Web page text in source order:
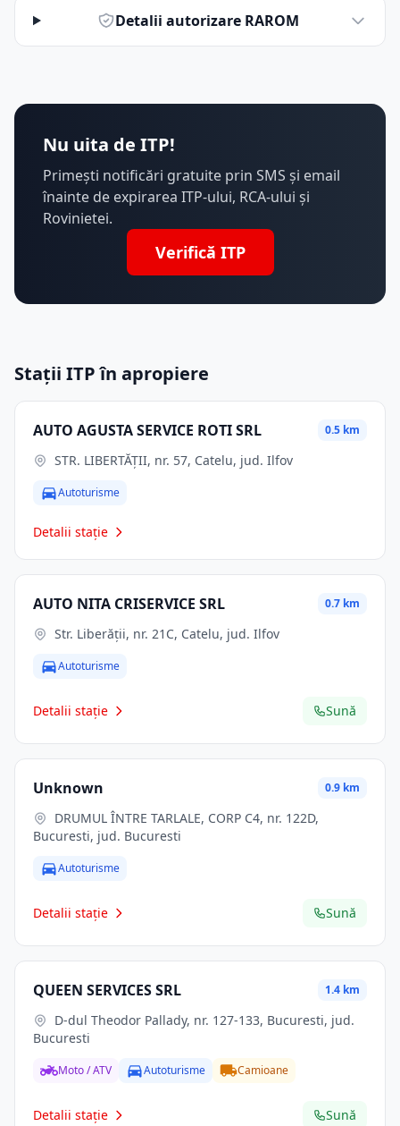
Detalii autorizare RAROM
Nu uita de ITP!
Primești notificări gratuite prin SMS și email
înainte de expirarea ITP-ului, RCA-ului și
Rovinietei.
Verifică ITP
Stații ITP în apropiere
AUTO AGUSTA SERVICE ROTI SRL 0.5 km
STR. LIBERTĂŢII, nr. 57, Catelu, jud. Ilfov
Autoturisme
Detalii stație
AUTO NITA CRISERVICE SRL 0.7 km
Str. Liberăţii, nr. 21C, Catelu, jud. Ilfov
Autoturisme
Detalii stație Sună
Unknown 0.9 km
Bucuresti, jud. Bucuresti
Autoturisme
Detalii stație Sună
QUEEN SERVICES SRL 1.4 km
Bucuresti
Moto / ATV Autoturisme Camioane
Detalii stație Sună